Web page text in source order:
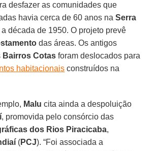
desfazer as comunidades que
havia cerca de 60 anos naSerra
a década de 1950. O projeto prevê
das áreas. Os antigos
Bairros Cotas foram deslocados para
habitacionais construídos na
Malu cita ainda a despoluição
, promovida pelo consórcio das
dos Rios Piracicaba,
(PCJ). “Foi associada a